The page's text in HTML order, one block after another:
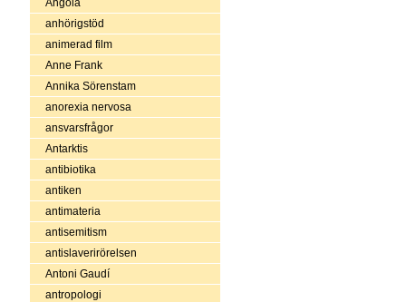
Angola
anhörigstöd
animerad film
Anne Frank
Annika Sörenstam
anorexia nervosa
ansvarsfrågor
Antarktis
antibiotika
antiken
antimateria
antisemitism
antislaverirörelsen
Antoni Gaudí
antropologi